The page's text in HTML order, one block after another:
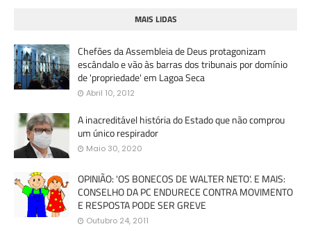
MAIS LIDAS
Chefões da Assembleia de Deus protagonizam
escândalo e vão às barras dos tribunais por domínio
de 'propriedade' em Lagoa Seca
Abril 10, 2012
A inacreditável história do Estado que não comprou
um único respirador
Maio 30, 2020
OPINIÃO: 'OS BONECOS DE WALTER NETO'. E MAIS:
CONSELHO DA PC ENDURECE CONTRA MOVIMENTO
E RESPOSTA PODE SER GREVE
Outubro 24, 2011